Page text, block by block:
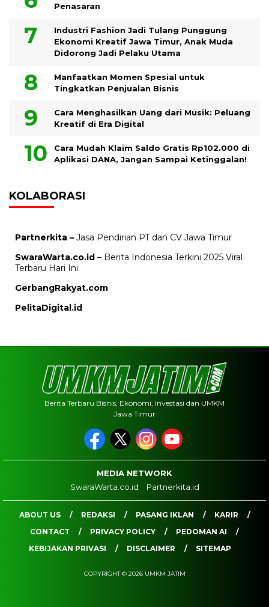
Penasaran
Industri Fashion Jadi Tulang Punggung
Ekonomi Kreatif Jawa Timur, Anak Muda
Didorong Jadi Pelaku Utama
Manfaatkan Momen Spesial untuk
Tingkatkan Penjualan Bisnis
Cara Menghasilkan Uang dari Musik: Peluang
Kreatif di Era Digital
Cara Mudah Klaim Saldo Gratis Rp102.000 di
Aplikasi DANA, Jangan Sampai Ketinggalan!
KOLABORASI
Partnerkita – Jasa Pendirian PT dan CV Jawa Timur
SwaraWarta.co.id – Berita Indonesia Terkini 2025 Viral
Terbaru Hari Ini
GerbangRakyat.com
PelitaDigital.id
Berita Terbaru Bisnis, Ekonomi, Investasi dan UMKM
Jawa Timur
MEDIA NETWORK
SwaraWarta.co.id
Partnerkita.id
ABOUT US REDAKSI PASANG IKLAN
KARIR
CONTACT
PRIVACY POLICY
PEDOMAN AI
KEBIJAKAN PRIVASI
DISCLAIMER SITEMAP
COPYRIGHT © 2026 UMKM JATIM